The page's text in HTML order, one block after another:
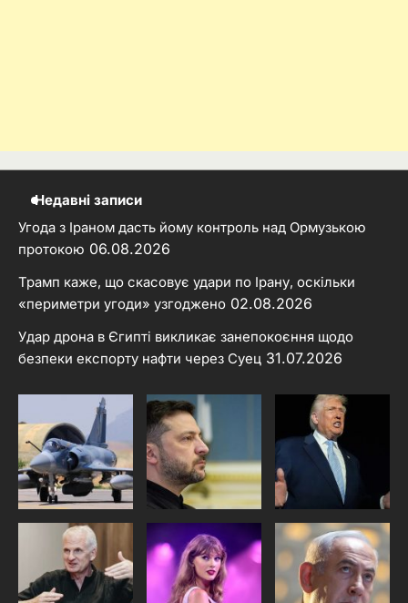
Недавні записи
Угода з Іраном дасть йому контроль над Ормузькою
протокою 06.08.2026
Трамп каже, що скасовує удари по Ірану, оскільки
«периметри угоди» узгоджено 02.08.2026
Удар дрона в Єгипті викликає занепокоєння щодо
безпеки експорту нафти через Суец 31.07.2026